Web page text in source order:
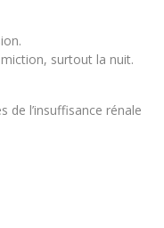
surtout la nuit.
de l’insuffisance rénale